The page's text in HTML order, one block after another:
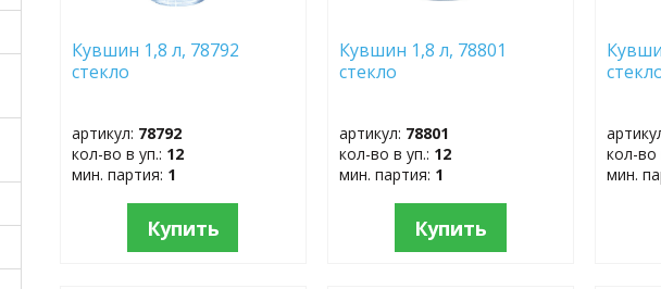
Кувшин 1,8 л, 78792
стекло
артикул: 78792
кол-во в уп.: 12
мин. партия: 1
Купить
Кувшин 1,8 л, 78801
стекло
артикул: 78801
кол-во в уп.: 12
мин. партия: 1
Купить
кол-во
мин.